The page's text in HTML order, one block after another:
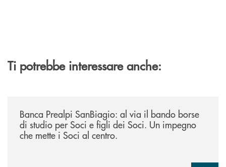
Ti potrebbe interessare anche:
Banca Prealpi SanBiagio: al via il bando borse
di studio per Soci e figli dei Soci. Un impegno
che mette i Soci al centro.